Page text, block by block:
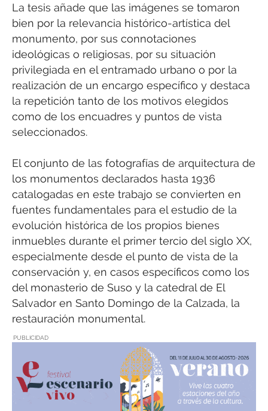
La tesis añade que las imágenes se tomaron
bien por la relevancia histórico-artística del
monumento, por sus connotaciones
ideológicas o religiosas, por su situación
privilegiada en el entramado urbano o por la
realización de un encargo específico y destaca
la repetición tanto de los motivos elegidos
como de los encuadres y puntos de vista
seleccionados.
El conjunto de las fotografías de arquitectura de
los monumentos declarados hasta 1936
catalogadas en este trabajo se convierten en
fuentes fundamentales para el estudio de la
evolución histórica de los propios bienes
inmuebles durante el primer tercio del siglo XX,
especialmente desde el punto de vista de la
conservación y, en casos específicos como los
del monasterio de Suso y la catedral de El
Salvador en Santo Domingo de la Calzada, la
restauración monumental.
PUBLICIDAD